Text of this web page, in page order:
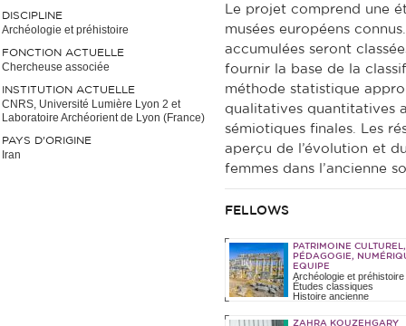
DISCIPLINE
Archéologie et préhistoire
FONCTION ACTUELLE
Chercheuse associée
INSTITUTION ACTUELLE
CNRS, Université Lumière Lyon 2 et
Laboratoire Archéorient de Lyon (France)
PAYS D'ORIGINE
Iran
Le projet comprend une
musées européens
accumulées seront
fournir la base de la
méthode statistique
qualitatives quantitatives
sémiotiques finales. Les
aperçu de l’évolution et
femmes dans l’ancienne
FELLOWS
PATRIMOINE CULTUREL,
PÉDAGOGIE,
EQUIPE
Archéologie et préhistoire
Études classiques
Histoire ancienne
ZAHRA KOUZEHGARY